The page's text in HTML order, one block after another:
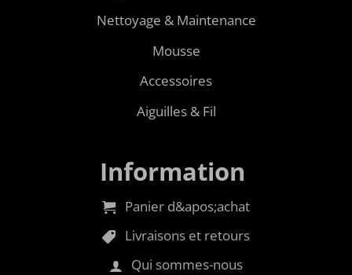
Nettoyage & Maintenance
Mousse
Accessoires
Aiguilles & Fil
Information
Panier d&apos;achat
Livraisons et retours
Qui sommes-nous